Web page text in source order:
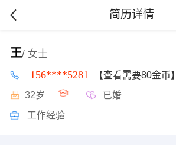
简历详情
王/ 女士
156****5281 【查看需要80金币】
32岁 已婚
工作经验